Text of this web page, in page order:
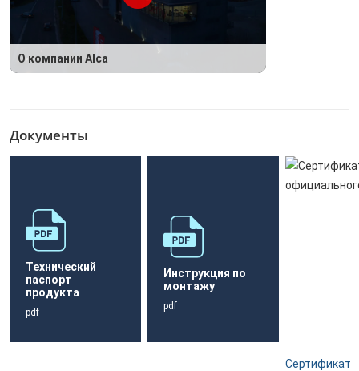
О компании Alca
Документы
Технический
паспорт
продукта
pdf
Инструкция по
монтажу
pdf
Сертификат